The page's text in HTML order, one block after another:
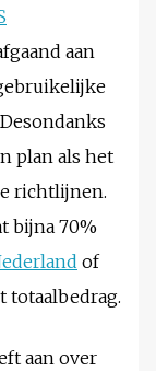
aan
plan als het
richtlijnen.
bijna 70%
of
totaalbedrag.
aan over